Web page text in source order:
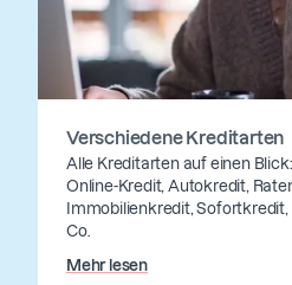
Verschiedene Kreditarten
Alle Kreditarten auf einen
Online-Kredit, Autokredit,
Immobilienkredit,
Co.
Mehr lesen